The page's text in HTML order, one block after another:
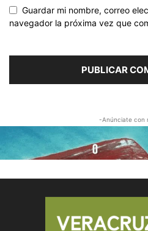
Guardar mi nombre, correo
navegador la próxima vez que
-Anúnciate con